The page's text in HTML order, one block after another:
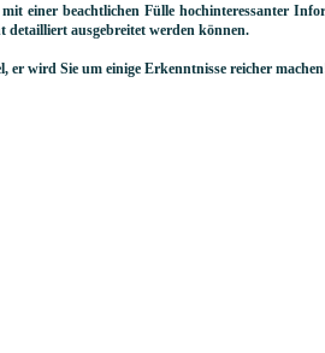
einer beachtlichen Fülle hochinteressanter
detailliert ausgebreitet werden können.
er wird Sie um einige Erkenntnisse reicher